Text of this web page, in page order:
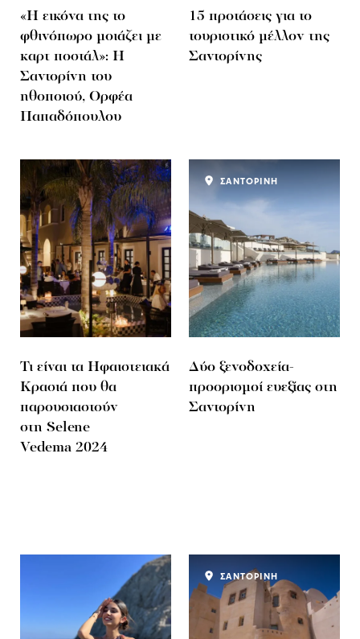
«Η εικόνα της το
φθινόπωρο μοιάζει με
καρτ ποστάλ»: Η
Σαντορίνη του
ηθοποιού, Ορφέα
Παπαδόπουλου
15 προτάσεις για το
τουριστικό μέλλον της
Σαντορίνης
Τι είναι τα Ηφαιστειακά
Κρασιά που θα
παρουσιαστούν
στη Selene
Vedema 2024
Δύο ξενοδοχεία-
προορισμοί ευεξίας στη
Σαντορίνη
ΣΑΝΤΟΡΙΝΗ
ΣΑΝΤΟΡΙΝΗ